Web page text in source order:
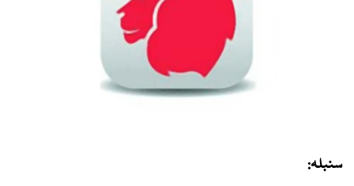
سنبلہ: